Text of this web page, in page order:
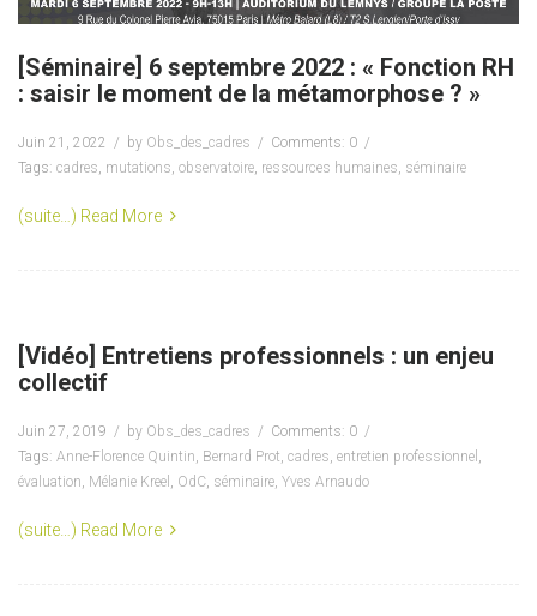
[Séminaire] 6 septembre 2022 : « Fonction RH
: saisir le moment de la métamorphose ? »
Juin 21, 2022 by Obs_des_cadres
Comments: 0
Tags: cadres mutations observatoire ressources humaines séminaire
(suite…) Read More
[Vidéo] Entretiens professionnels : un enjeu
collectif
Juin 27, 2019 by Obs_des_cadres
Comments: 0
Tags: Anne-Florence Quintin Bernard Prot cadres entretien professionnel
évaluation Mélanie Kreel OdC séminaire Yves Arnaudo
(suite…) Read More